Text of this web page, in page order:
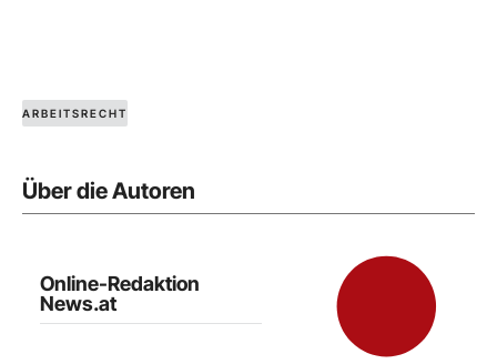
ARBEITSRECHT
Über die Autoren
Online-Redaktion
News.at